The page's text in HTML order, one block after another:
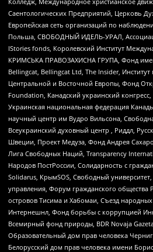
Саентологических Предприятий, Церковь
Европейская сеть организаций по
Польша, СВОБОДНЫЙ ИДЕЛЬ-УРАЛ,
IStories fonds, Королевский Институт
КРИМСЬКА ПРАВОЗАХИСНА ГРУПА, Фонд
Bellingcat, Bellingcat Ltd, The Insider,
Центральной и Восточной Европы, Фонд
Foundation, Канадский украинский
Украинская национальная федерация
научный центр им Вудро Вильсона,
Всеукраинский духовный центр , Риддл,
Швеции, Проект Медуза, Фонд Андрея
Лига Свободных Наций, Transparеncy
Народов ПостРоссии, Солидарность с
Solidarus, КрымSOS, Свободный университет,
управления, Форум гражданского общества
островов Тисима и Хабомаи, Съезд
Интернешнл, Фонд борьбы с коррупцией
Всемирный фонд природы, BDR Novaja
Образовательный дом прав человека
Белорусский дом прав человека имени